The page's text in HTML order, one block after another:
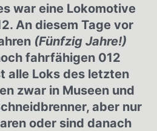
war eine Lokomotive
An diesem Tage vor
(Fünfzig Jahre!)
fahrfähigen 012
alle Loks des letzten
zwar in Museen und
aber nur
oder sind danach